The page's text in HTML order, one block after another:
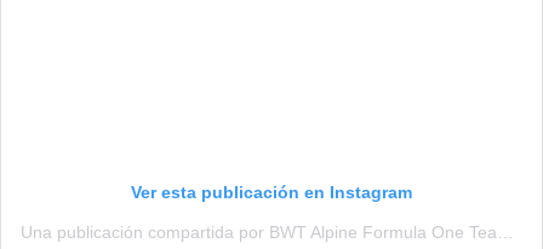
Ver esta publicación en Instagram